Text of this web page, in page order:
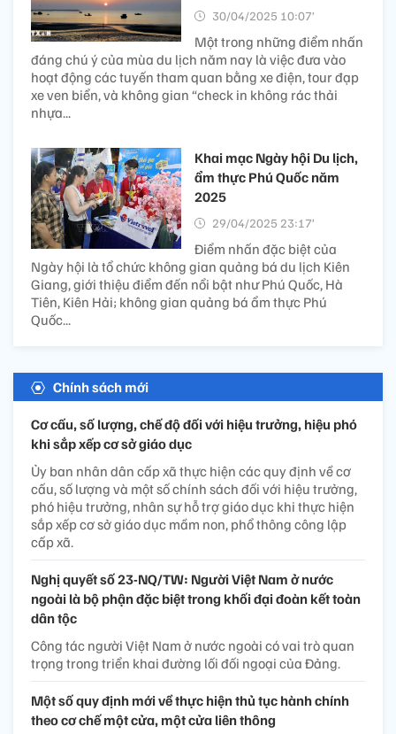
30/04/2025 10:07’
Một trong những điểm nhấn
đáng chú ý của mùa du lịch năm nay là việc đưa vào
hoạt động các tuyến tham quan bằng xe điện, tour đạp
xe ven biển, và không gian “check in không rác thải
nhựa...
Khai mạc Ngày hội Du lịch,
ẩm thực Phú Quốc năm
2025
29/04/2025 23:17’
Điểm nhấn đặc biệt của
Ngày hội là tổ chức không gian quảng bá du lịch Kiên
Giang, giới thiệu điểm đến nổi bật như Phú Quốc, Hà
Tiên, Kiên Hải; không gian quảng bá ẩm thực Phú
Quốc...
Chính sách mới
Cơ cấu, số lượng, chế độ đối với hiệu trưởng, hiệu phó
khi sắp xếp cơ sở giáo dục
Ủy ban nhân dân cấp xã thực hiện các quy định về cơ
cấu, số lượng và một số chính sách đối với hiệu trưởng,
phó hiệu trưởng, nhân sự hỗ trợ giáo dục khi thực hiện
sắp xếp cơ sở giáo dục mầm non, phổ thông công lập
cấp xã.
Nghị quyết số 23-NQ/TW: Người Việt Nam ở nước
ngoài là bộ phận đặc biệt trong khối đại đoàn kết toàn
dân tộc
Công tác người Việt Nam ở nước ngoài có vai trò quan
trọng trong triển khai đường lối đối ngoại của Đảng.
Một số quy định mới về thực hiện thủ tục hành chính
theo cơ chế một cửa, một cửa liên thông